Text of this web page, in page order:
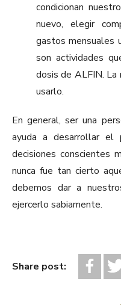
condicionan
nuevo, elegir
gastos mensuales
son actividades
dosis de ALFIN. La
usarlo.
En general, ser una
ayuda a desarrollar el
decisiones conscientes
nunca fue tan cierto
debemos dar a
ejercerlo sabiamente.
Share post: